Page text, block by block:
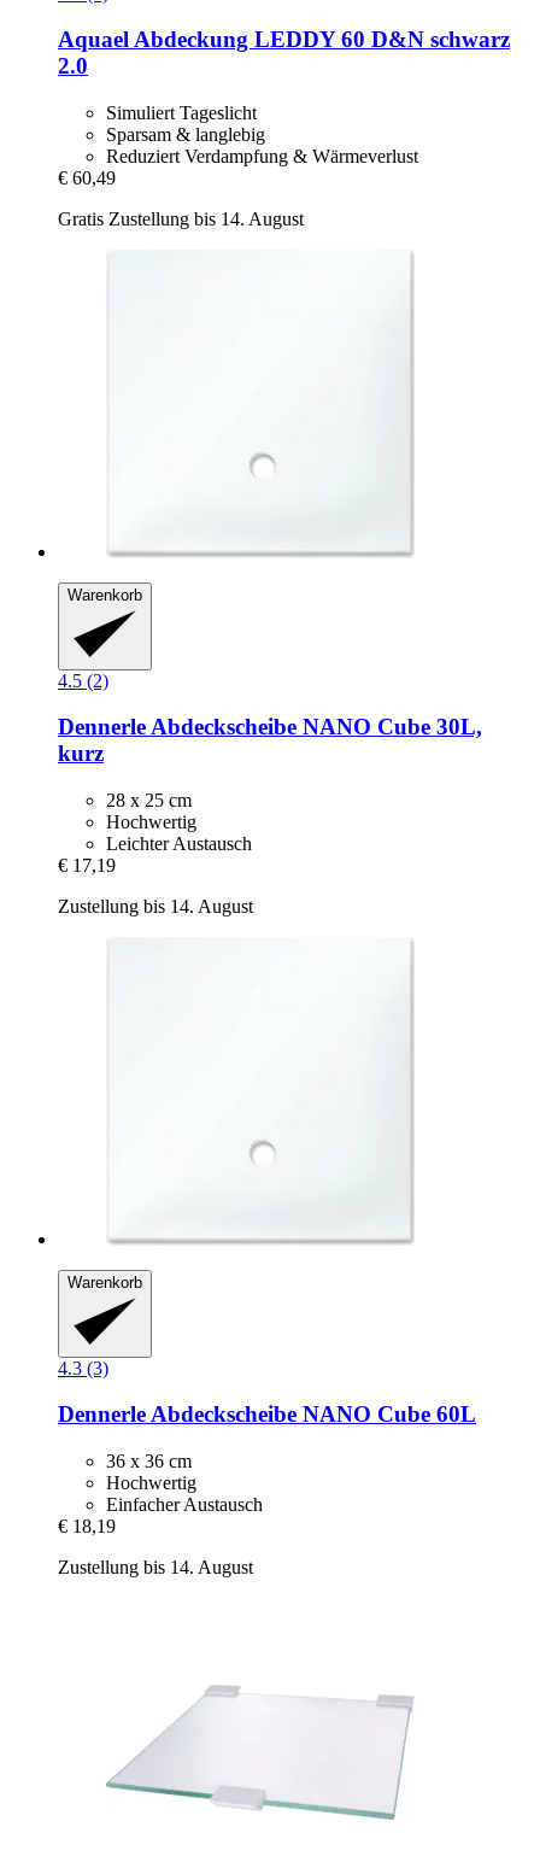
AquaelAbdeckung LEDDY 60 D&N schwarz
2.0
Simuliert Tageslicht
Sparsam & langlebig
Reduziert Verdampfung & Wärmeverlust
€ 60,49
Gratis Zustellung bis 14. August
Warenkorb
4.5 (2)
DennerleAbdeckscheibe NANO Cube 30L,
kurz
28 x 25 cm
Hochwertig
Leichter Austausch
€ 17,19
Zustellung bis 14. August
Warenkorb
4.3 (3)
DennerleAbdeckscheibe NANO Cube 60L
36 x 36 cm
Hochwertig
Einfacher Austausch
€ 18,19
Zustellung bis 14. August